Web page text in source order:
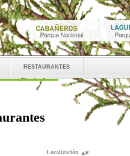
restaurantes
Localización